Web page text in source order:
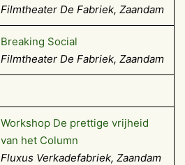
Filmtheater De Fabriek, Zaandam
Breaking Social
Filmtheater De Fabriek, Zaandam
Workshop De prettige vrijheid
van het Column
Fluxus Verkadefabriek, Zaandam